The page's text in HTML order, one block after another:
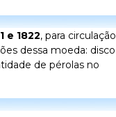
e 1822, para circulação
dessa moeda: disco
de pérolas no